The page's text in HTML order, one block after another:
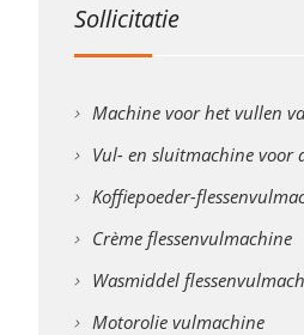
Sollicitatie
Machine voor het vullen
Vul- en sluitmachine
Koffiepoeder-
Crème flessenvulmachine
Wasmiddel
Motorolie vulmachine